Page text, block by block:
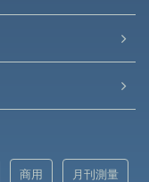
商用 月刊測量